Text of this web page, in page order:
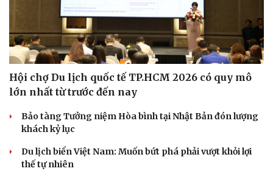
Sân khấu - Điện ảnh
Văn học
Âm nhạc
Giải trí
Nghệ sĩ
Thời trang
Sao Việt
Hội chợ Du lịch quốc tế TP.HCM 2026 có quy mô
lớn nhất từ trước đến nay
Bảo tàng Tưởng niệm Hòa bình tại Nhật Bản đón lượng
khách kỷ lục
Du lịch biển Việt Nam: Muốn bứt phá phải vượt khỏi lợi
thế tự nhiên